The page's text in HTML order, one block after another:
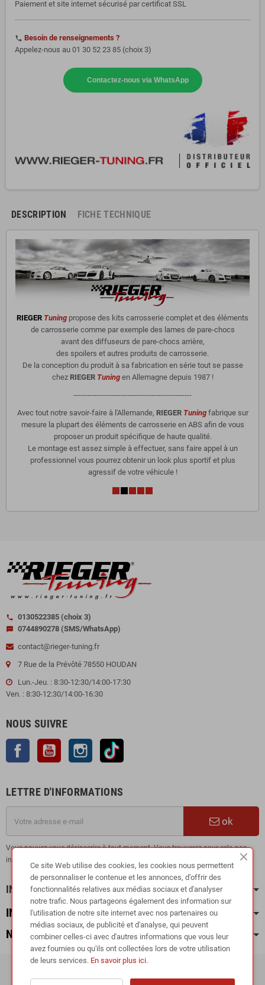
Paiement et site internet sécurisé par certificat SSL
phone Besoin de renseignements ?
Appelez-nous au 01 30 52 23 85 (choix 3)
Contactez-nous via WhatsApp
DESCRIPTION FICHE TECHNIQUE
RIEGER Tuning propose des kits carrosserie complet et des éléments
de carrosserie comme par exemple des lames de pare-chocs
avant des diffuseurs de pare-chocs arrière,
des spoilers et autres produits de carrosserie.
De la conception du produit à sa fabrication en série tout se passe
chez RIEGER Tuningen Allemagne depuis 1987 !
--------------------------------------------------
Avec tout notre savoir-faire à l'Allemande, RIEGER Tuning fabrique sur
mesure la plupart des éléments de carrosserie en ABS afin de vous
proposer un produit spécifique de haute qualité.
Le montage est assez simple à effectuer, sans faire appel à un
professionnel vous pourrez obtenir un look plus sportif et plus
agressif de votre véhicule !
call 0130522385 (choix 3)
sms
0744890278 (SMS/WhatsApp)
contact@rieger-tuning.fr
7 Rue de la Prévôté 78550 HOUDAN
Lun.-Jeu. : 8:30-12:30/14:00-17:30
Ven. : 8:30-12:30/14:00-16:30
NOUS SUIVRE
Facebook YouTube Instagram
LETTRE D'INFORMATIONS
ok
Vous pouvez vous désinscrire à tout moment. Vous trouverez pour cela nos
informations de contact dans les conditions d'utilisation du site.
INFORMATION
INFOS PRATIQUES
NOS CATÉGORIES
Ce site Web utilise des cookies, les cookies nous permettent
de personnaliser le contenue et les annonces, d’offrir des
fonctionnalités relatives aux médias sociaux et d'analyser
notre trafic. Nous partageons également des information sur
l'utilisation de notre site internet avec nos partenaires ou
médias sociaux, de publicité et d'analyse, qui peuvent
combiner celles-ci avec d'autres informations que vous leur
avez fournies ou qu'ils ont collectées lors de votre utilisation
de leurs services. En savoir plus ici.